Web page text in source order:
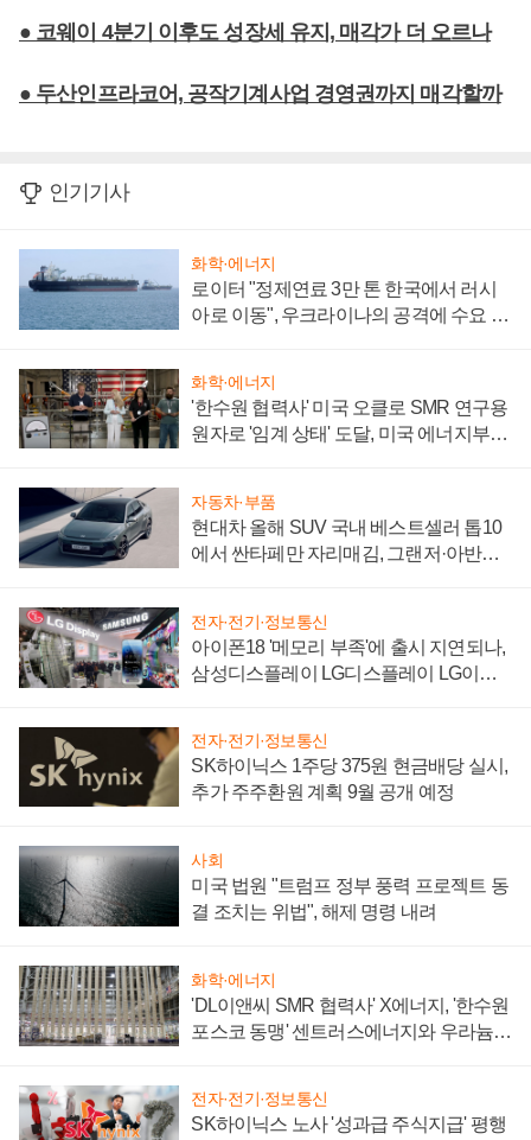
● 코웨이 4분기 이후도 성장세 유지, 매각가 더 오르나
● 두산인프라코어, 공작기계사업 경영권까지 매각할까
인기기사
화학·에너지
로이터 "정제연료 3만 톤 한국에서 러시
아로 이동", 우크라이나의 공격에 수요 늘
화학·에너지
'한수원 협력사' 미국 오클로 SMR 연구용
원자로 '임계 상태' 도달, 미국 에너지부
자동차·부품
현대차 올해 SUV 국내 베스트셀러 톱10
에서 싼타페만 자리매김, 그랜저·아반떼
전자·전기·정보통신
아이폰18 '메모리 부족'에 출시 지연되나,
삼성디스플레이 LG디스플레이 LG이노
전자·전기·정보통신
SK하이닉스 1주당 375원 현금배당 실시,
추가 주주환원 계획 9월 공개 예정
사회
미국 법원 "트럼프 정부 풍력 프로젝트 동
결 조치는 위법", 해제 명령 내려
화학·에너지
'DL이앤씨 SMR 협력사' X에너지, '한수원
포스코 동맹' 센트러스에너지와 우라늄
전자·전기·정보통신
SK하이닉스 노사 '성과급 주식지급' 평행